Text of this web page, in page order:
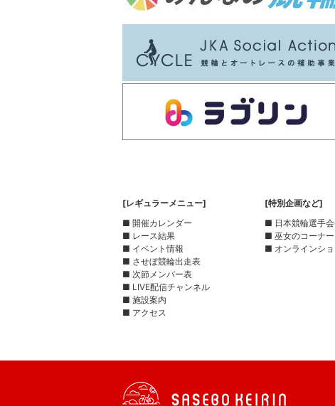
[レギュラーメニュー]
■ 開催カレンダー
■ レース結果
■ イベント情報
■ させぼ競輪出走表
■ 次節メンバー表
■ LIVE配信チャンネル
■ 施設案内
■ アクセス
[特別企画など]
■ 日本競輪選手
■ 巫女のコーナー
■ オンラインショ